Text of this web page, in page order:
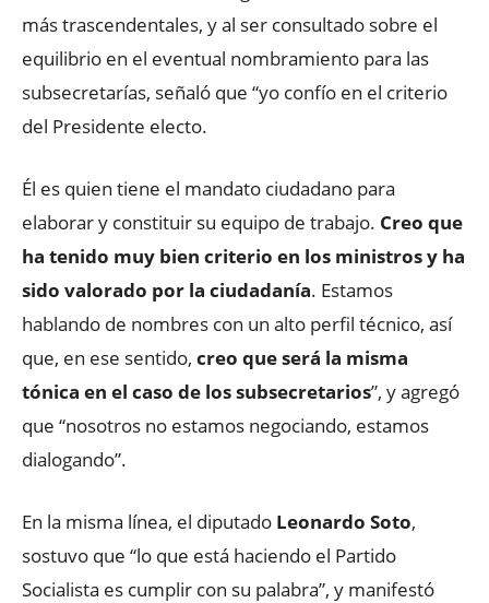
más trascendentales, y al ser consultado sobre el
equilibrio en el eventual nombramiento para las
subsecretarías, señaló que “yo confío en el criterio
del Presidente electo.
Él es quien tiene el mandato ciudadano para
elaborar y constituir su equipo de trabajo. Creo que
ha tenido muy bien criterio en los ministros y ha
sido valorado por la ciudadanía. Estamos
hablando de nombres con un alto perfil técnico, así
que, en ese sentido, creo que será la misma
tónica en el caso de los subsecretarios”, y agregó
que “nosotros no estamos negociando, estamos
dialogando”.
En la misma línea, el diputado Leonardo Soto,
sostuvo que “lo que está haciendo el Partido
Socialista es cumplir con su palabra”, y manifestó